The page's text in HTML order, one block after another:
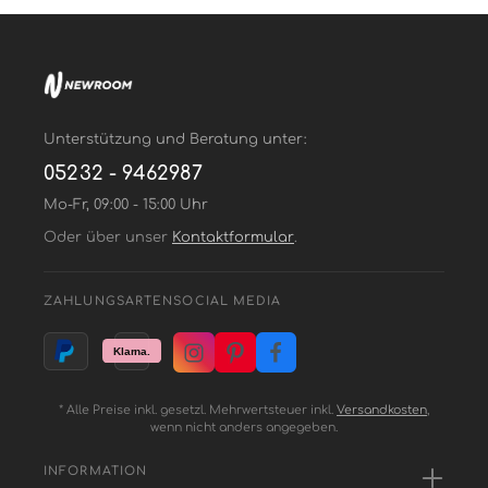
Unterstützung und Beratung unter:
05232 - 9462987
Mo-Fr, 09:00 - 15:00 Uhr
Oder über unser Kontaktformular.
ZAHLUNGSARTEN SOCIAL MEDIA
* Alle Preise inkl. gesetzl. Mehrwertsteuer inkl. Versandkosten,
wenn nicht anders angegeben.
INFORMATION